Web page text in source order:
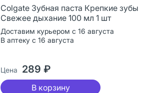
Colgate Зубная паста Крепкие зубы
Свежее дыхание 100 мл 1 шт
Доставим курьером с 16 августа
В аптеку с 16 августа
Цена 289 ₽
В корзину